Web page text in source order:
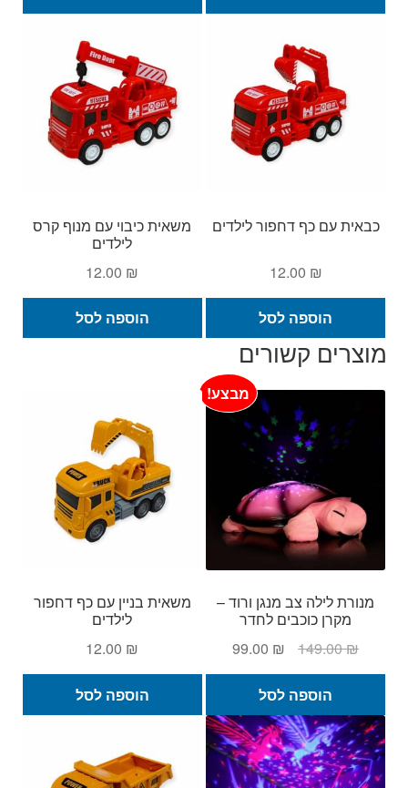
עד
כבאית עם כף דחפור לילדים
12.00 ₪
הוספה לסל
משאית כיבוי עם מנוף קרס
לילדים
12.00 ₪
הוספה לסל
מוצרים קשורים
מנורת לילה צב מנגן ורוד –
מקרן כוכבים לחדר
מבצע!
149.00₪
המחיר
המקורי
היה:
149.00 ₪.
99.00 ₪
המחיר
הנוכחי
99.00 ₪.
הוספה לסל
משאית בניין עם כף דחפור
לילדים
12.00 ₪
הוספה לסל